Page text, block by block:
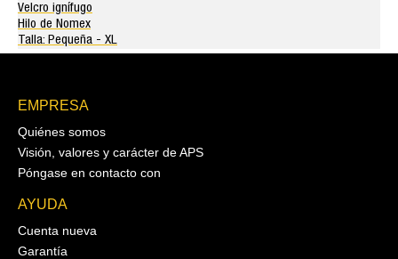
Velcro ignífugo
Hilo de Nomex
Talla: Pequeña - XL
EMPRESA
Quiénes somos
Visión, valores y carácter de APS
Póngase en contacto con
AYUDA
Cuenta nueva
Garantía